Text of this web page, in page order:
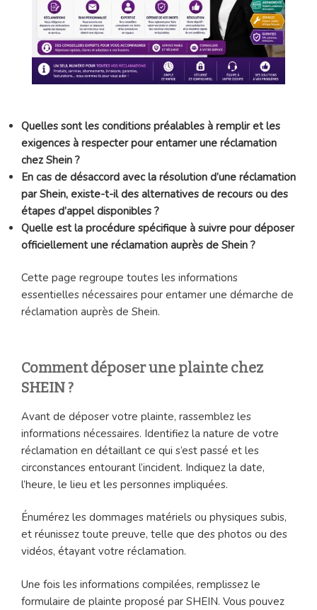
Quelles sont les conditions préalables à remplir et les
exigences à respecter pour entamer une réclamation
chez Shein ?
En cas de désaccord avec la résolution d’une réclamation
par Shein, existe-t-il des alternatives de recours ou des
étapes d’appel disponibles ?
Quelle est la procédure spécifique à suivre pour déposer
officiellement une réclamation auprès de Shein ?
Cette page regroupe toutes les informations
essentielles nécessaires pour entamer une démarche de
réclamation auprès de Shein.
Comment déposer une plainte chez
SHEIN ?
Avant de déposer votre plainte, rassemblez les
informations nécessaires. Identifiez la nature de votre
réclamation en détaillant ce qui s’est passé et les
circonstances entourant l’incident. Indiquez la date,
l’heure, le lieu et les personnes impliquées.
Énumérez les dommages matériels ou physiques subis,
et réunissez toute preuve, telle que des photos ou des
vidéos, étayant votre réclamation.
Une fois les informations compilées, remplissez le
formulaire de plainte proposé par SHEIN. Vous pouvez